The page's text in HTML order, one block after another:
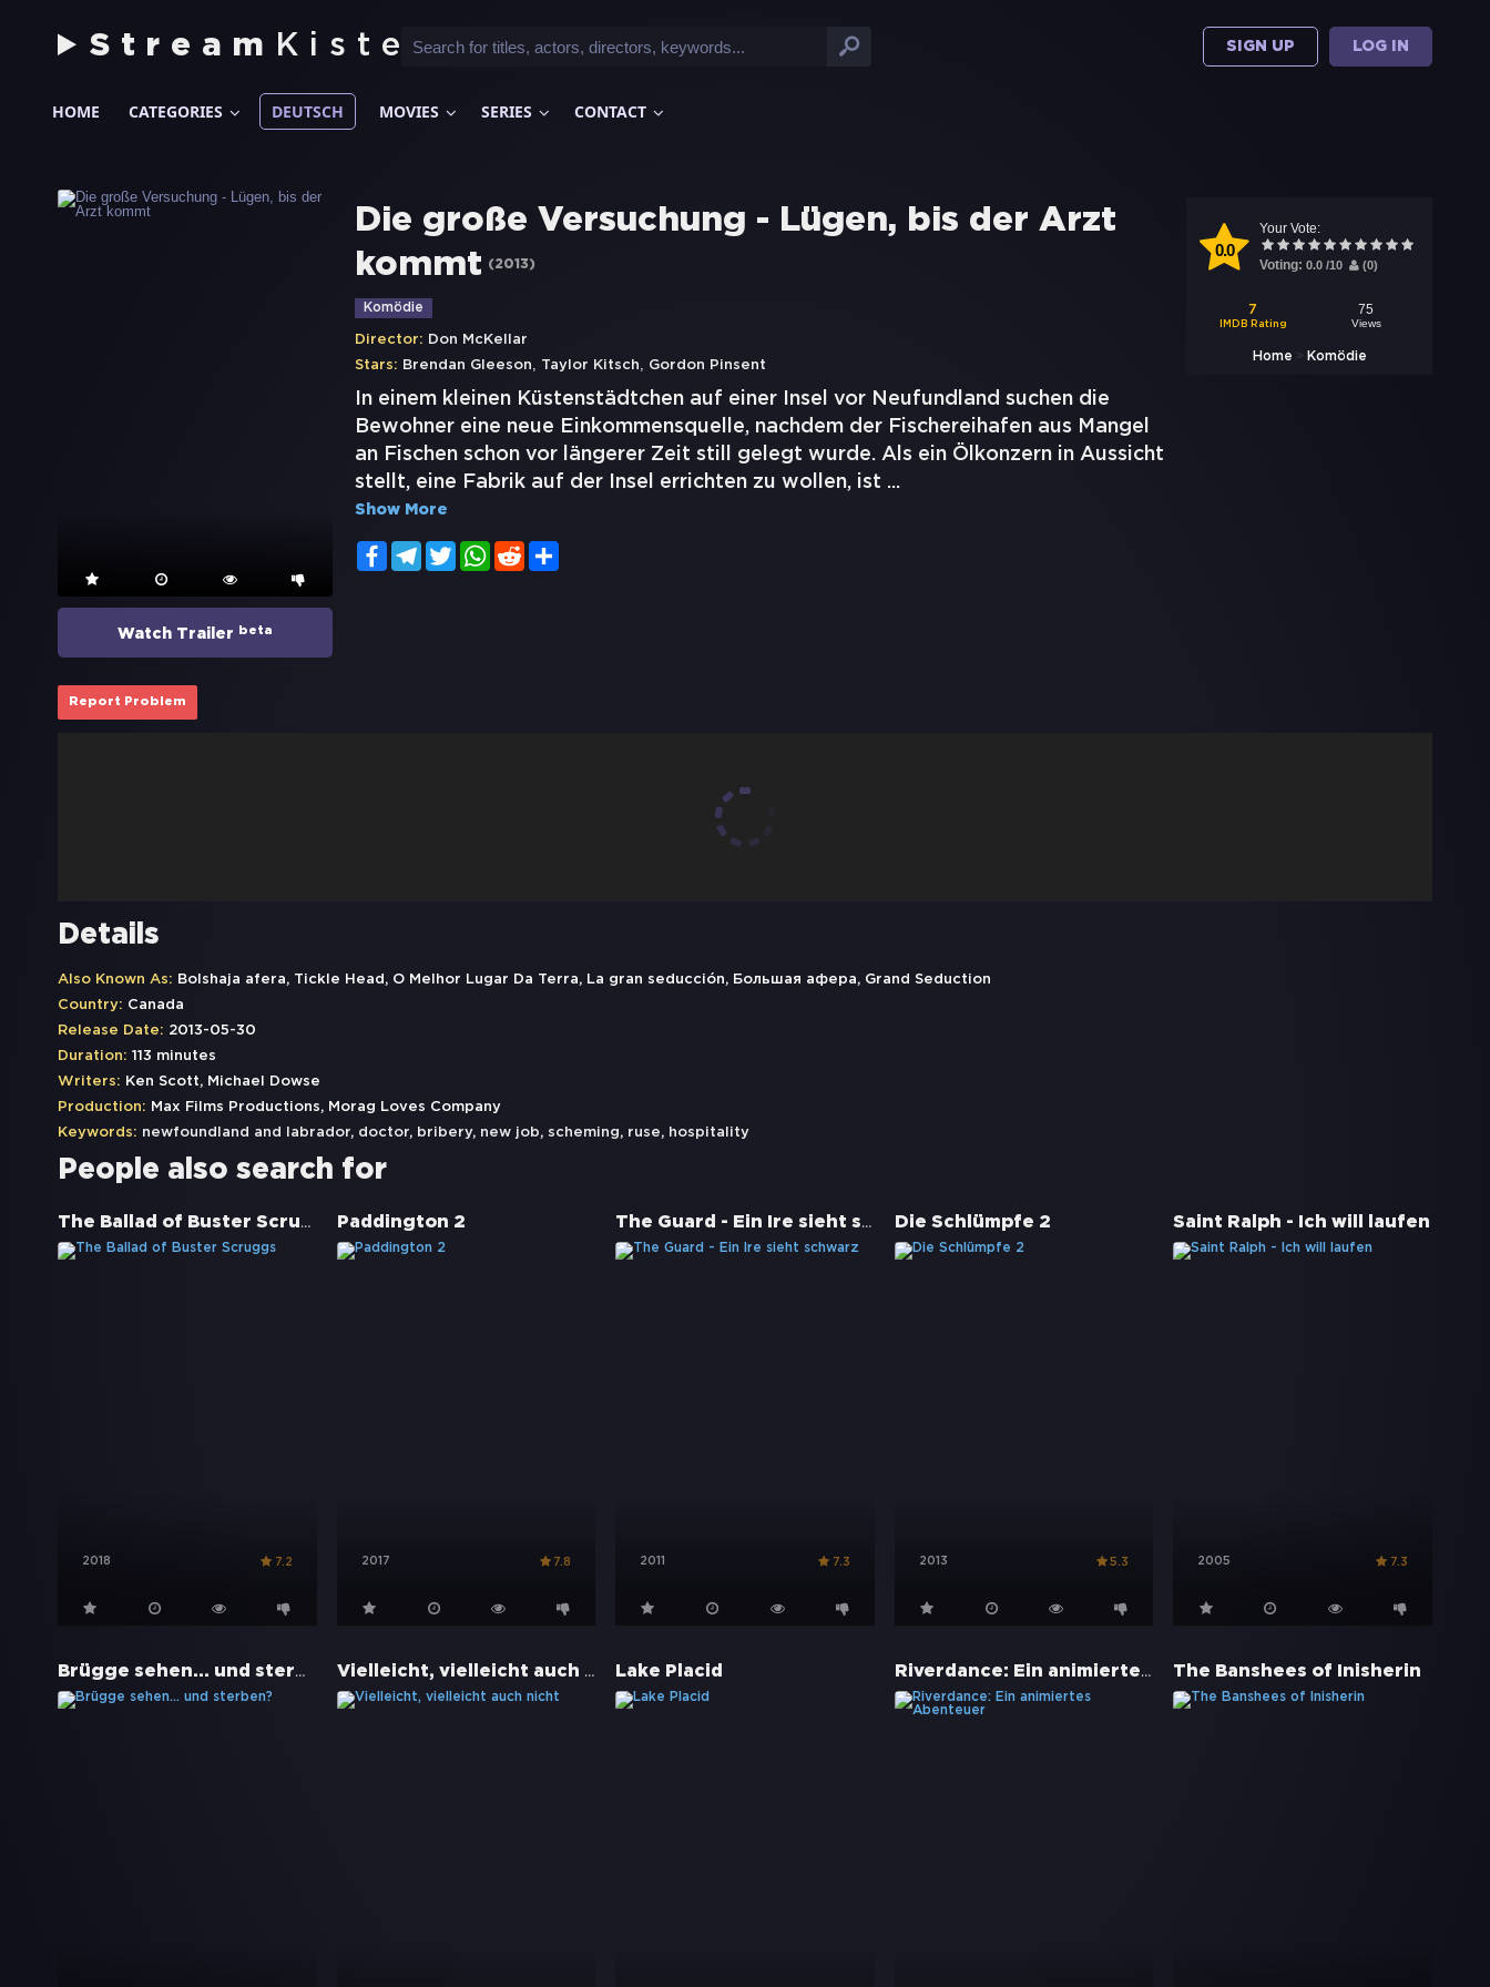
Stream Kiste SIGN UP LOG IN
HOME CATEGORIES DEUTSCH MOVIES SERIES CONTACT
Watch Trailer beta
0.0
Your Vote:
Voting: 0.0 /10 (0)
7
IMDB Rating
75
Views
Home > Komödie
Die große Versuchung - Lügen, bis der Arzt
kommt
(2013)
Komödie
Director: Don McKellar
Stars: Brendan Gleeson, Taylor Kitsch, Gordon Pinsent
In einem kleinen Küstenstädtchen auf einer Insel vor Neufundland suchen die
Bewohner eine neue Einkommensquelle, nachdem der Fischereihafen aus Mangel
an Fischen schon vor längerer Zeit still gelegt wurde. Als ein Ölkonzern in Aussicht
stellt, eine Fabrik auf der Insel errichten zu wollen, ist ...
Show More
FacebookTelegramTwitterWhatsApp
Reddit
Report Problem
Details
Also Known As: Bolshaja afera, Tickle Head, O Melhor Lugar Da Terra, La gran seducción, Большая афера, Grand Seduction
Country: Canada
Release Date: 2013-05-30
Duration: 113 minutes
Writers: Ken Scott, Michael Dowse
Production: Max Films Productions, Morag Loves Company
Keywords: newfoundland and labrador, doctor, bribery, new job, scheming, ruse, hospitality
People also search for
The Ballad of Buster Scruggs
2018 7.2
Paddington 2
2017 7.8
The Guard - Ein Ire sieht schwarz
2011 7.3
Die Schlümpfe 2
2013 5.3
Saint Ralph - Ich will laufen
2005 7.3
Brügge sehen... und sterben? Vielleicht, vielleicht auch nicht Lake Placid Riverdance: Ein animiertes Abenteuer The Banshees of Inisherin